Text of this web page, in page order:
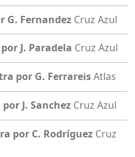
G. Fernandez Cruz Azul
J. Paradela Cruz Azul
por G. FerrareisAtlas
J. Sanchez Cruz Azul
por C. Rodríguez Cruz